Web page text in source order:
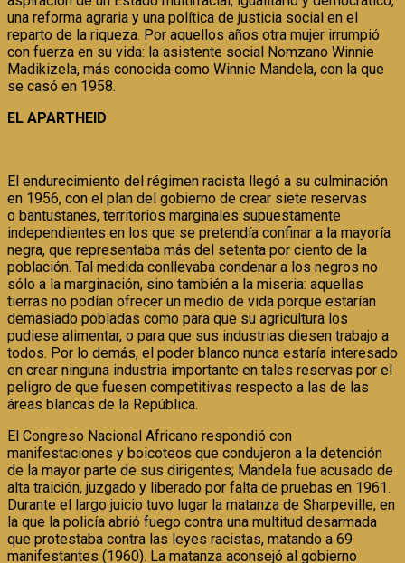
una reforma agraria y una política de justicia social en el
reparto de la riqueza. Por aquellos años otra mujer irrumpió
con fuerza en su vida: la asistente social Nomzano Winnie
Madikizela, más conocida como Winnie Mandela, con la que
se casó en 1958.
EL APARTHEID
El endurecimiento del régimen racista llegó a su culminación
en 1956, con el plan del gobierno de crear siete reservas
o bantustanes, territorios marginales supuestamente
independientes en los que se pretendía confinar a la mayoría
negra, que representaba más del setenta por ciento de la
población. Tal medida conllevaba condenar a los negros no
sólo a la marginación, sino también a la miseria: aquellas
tierras no podían ofrecer un medio de vida porque estarían
demasiado pobladas como para que su agricultura los
pudiese alimentar, o para que sus industrias diesen trabajo a
todos. Por lo demás, el poder blanco nunca estaría interesado
en crear ninguna industria importante en tales reservas por el
peligro de que fuesen competitivas respecto a las de las
áreas blancas de la República.
El Congreso Nacional Africano respondió con
manifestaciones y boicoteos que condujeron a la detención
de la mayor parte de sus dirigentes; Mandela fue acusado de
alta traición, juzgado y liberado por falta de pruebas en 1961.
Durante el largo juicio tuvo lugar la matanza de Sharpeville, en
la que la policía abrió fuego contra una multitud desarmada
que protestaba contra las leyes racistas, matando a 69
manifestantes (1960). La matanza aconsejó al gobierno